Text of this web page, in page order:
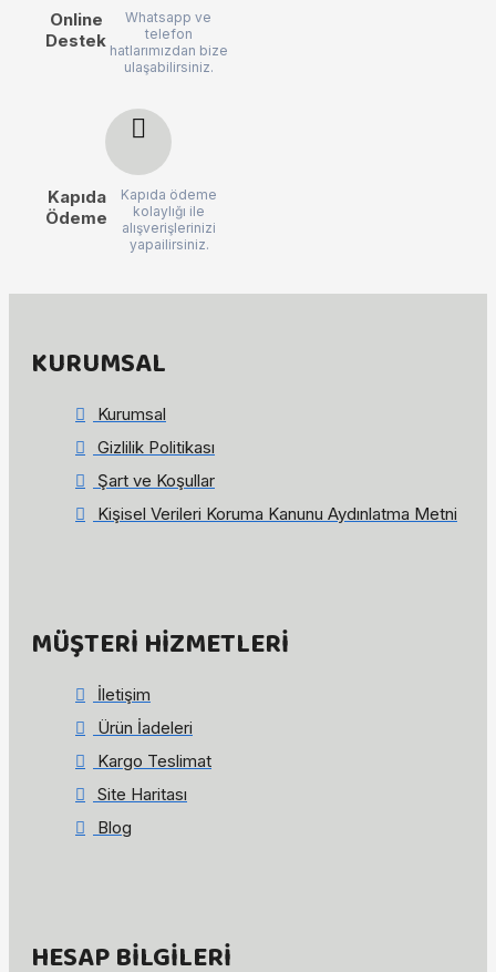
Online
Destek
Whatsapp ve
telefon
hatlarımızdan bize
ulaşabilirsiniz.
Kapıda
Ödeme
Kapıda ödeme
kolaylığı ile
alışverişlerinizi
yapailirsiniz.
KURUMSAL
Kurumsal
Gizlilik Politikası
Şart ve Koşullar
Kişisel Verileri Koruma Kanunu Aydınlatma Metni
MÜŞTERI HIZMETLERI
İletişim
Ürün İadeleri
Kargo Teslimat
Site Haritası
Blog
HESAP BILGILERI